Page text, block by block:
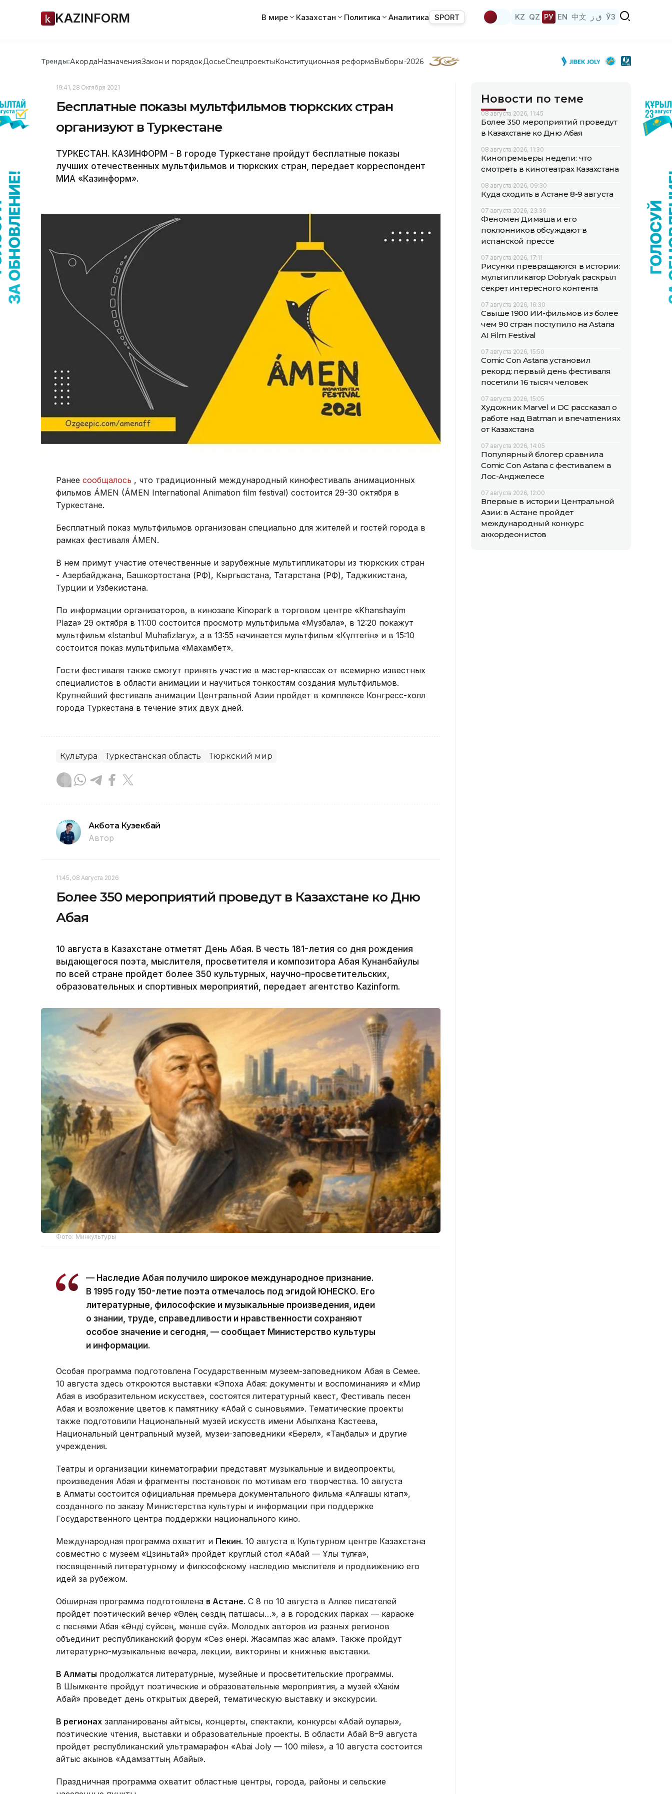
KAZINFORM В мире Казахстан Политика Аналитика SPORT KZ QZ РУ EN 中文 ق ز ЎЗ
Тренды:АкордаНазначенияЗакон и порядок ДосьеСпецпроектыКонституционная реформаВыборы-2026
19:41, 28 Октября 2021
Бесплатные показы мультфильмов тюркских стран
организуют в Туркестане
ТУРКЕСТАН. КАЗИНФОРМ - В городе Туркестане пройдут бесплатные показы
лучших отечественных мультфильмов и тюркских стран, передает корреспондент
МИА «Казинформ».
Ранее сообщалось , что традиционный международный кинофестиваль анимационных
фильмов ÁMEN (ÁMEN International Animation film festival) состоится 29-30 октября в
Туркестане.
Бесплатный показ мультфильмов организован специально для жителей и гостей города в
рамках фестиваля ÁMEN.
В нем примут участие отечественные и зарубежные мультипликаторы из тюркских стран
- Азербайджана, Башкортостана (РФ), Кыргызстана, Татарстана (РФ), Таджикистана,
Турции и Узбекистана.
По информации организаторов, в кинозале Kinopark в торговом центре «Khanshayim
Plaza» 29 октября в 11:00 состоится просмотр мультфильма «Мұзбалақ», в 12:20 покажут
мультфильм «Istanbul Muhafizlary», а в 13:55 начинается мультфильм «Күлтегін» и в 15:10
состоится показ мультфильма «Махамбет».
Гости фестиваля также смогут принять участие в мастер-классах от всемирно известных
специалистов в области анимации и научиться тонкостям создания мультфильмов.
Крупнейший фестиваль анимации Центральной Азии пройдет в комплексе Конгресс-холл
города Туркестана в течение этих двух дней.
Культура Туркестанская область Тюркский мир
Акбота Кузекбай
Автор
11:45, 08 Августа 2026
Более 350 мероприятий проведут в Казахстане ко Дню
Абая
10 августа в Казахстане отметят День Абая. В честь 181-летия со дня рождения
выдающегося поэта, мыслителя, просветителя и композитора Абая Кунанбайулы
по всей стране пройдет более 350 культурных, научно-просветительских,
образовательных и спортивных мероприятий, передает агентство Kazinform.
Фото: Минкультуры
— Наследие Абая получило широкое международное признание.
В 1995 году 150-летие поэта отмечалось под эгидой ЮНЕСКО. Его
литературные, философские и музыкальные произведения, идеи
о знании, труде, справедливости и нравственности сохраняют
особое значение и сегодня, — сообщает Министерство культуры
и информации.
Особая программа подготовлена Государственным музеем-заповедником Абая в Семее.
10 августа здесь откроются выставки «Эпоха Абая: документы и воспоминания» и «Мир
Абая в изобразительном искусстве», состоятся литературный квест, Фестиваль песен
Абая и возложение цветов к памятнику «Абай с сыновьями». Тематические проекты
также подготовили Национальный музей искусств имени Абылхана Кастеева,
Национальный центральный музей, музеи-заповедники «Берел», «Таңбалы» и другие
учреждения.
Театры и организации кинематографии представят музыкальные и видеопроекты,
произведения Абая и фрагменты постановок по мотивам его творчества. 10 августа
в Алматы состоится официальная премьера документального фильма «Алғашқы кітап»,
созданного по заказу Министерства культуры и информации при поддержке
Государственного центра поддержки национального кино.
Международная программа охватит и Пекин. 10 августа в Культурном центре Казахстана
совместно с музеем «Цзиньтай» пройдет круглый стол «Абай — Ұлы тұлға»,
посвященный литературному и философскому наследию мыслителя и продвижению его
идей за рубежом.
Обширная программа подготовлена в Астане. С 8 по 10 августа в Аллее писателей
пройдет поэтический вечер «Өлең сөздің патшасы…», а в городских парках — караоке
с песнями Абая «Әнді сүйсең, менше сүй». Молодых авторов из разных регионов
объединит республиканский форум «Сөз өнері. Жасампаз жас қалам». Также пройдут
литературно-музыкальные вечера, лекции, викторины и книжные выставки.
В Алматы продолжатся литературные, музейные и просветительские программы.
В Шымкенте пройдут поэтические и образовательные мероприятия, а музей «Хакім
Абай» проведет день открытых дверей, тематическую выставку и экскурсии.
В регионах запланированы айтысы, концерты, спектакли, конкурсы «Абай оқулары»,
поэтические чтения, выставки и образовательные проекты. В области Абай 8–9 августа
пройдет республиканский ультрамарафон «Abai Joly — 100 miles», а 10 августа состоится
айтыс акынов «Адамзаттың Абайы».
Праздничная программа охватит областные центры, города, районы и сельские
Новости по теме
08 августа 2026, 11:45
Более 350 мероприятий проведут
в Казахстане ко Дню Абая
08 августа 2026, 11:30
Кинопремьеры недели: что
смотреть в кинотеатрах Казахстана
08 августа 2026, 09:30
Куда сходить в Астане 8-9 августа
07 августа 2026, 23:36
Феномен Димаша и его
поклонников обсуждают в
испанской прессе
07 августа 2026, 17:11
Рисунки превращаются в истории:
мультипликатор Dobryak раскрыл
секрет интересного контента
07 августа 2026, 16:30
Свыше 1900 ИИ-фильмов из более
чем 90 стран поступило на Astana
AI Film Festival
07 августа 2026, 15:50
Comic Con Astana установил
рекорд: первый день фестиваля
посетили 16 тысяч человек
07 августа 2026, 15:05
Художник Marvel и DC рассказал о
работе над Batman и впечатлениях
от Казахстана
07 августа 2026, 14:05
Популярный блогер сравнила
Comic Con Astana с фестивалем в
Лос-Анджелесе
07 августа 2026, 12:00
Впервые в истории Центральной
Азии: в Астане пройдет
международный конкурс
аккордеонистов